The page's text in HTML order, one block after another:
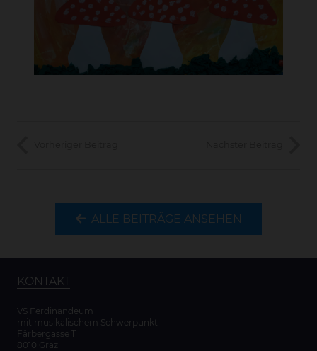
ALLE BEITRÄGE ANSEHEN
KONTAKT
VS Ferdinandeum
mit musikalischem Schwerpunkt
Färbergasse 11
8010 Graz